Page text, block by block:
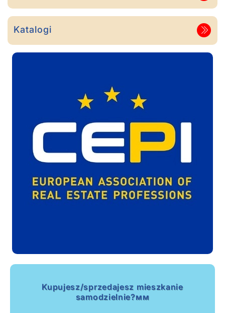
Katalogi
Kupujesz/sprzedajesz mieszkanie
samodzielnie?мм